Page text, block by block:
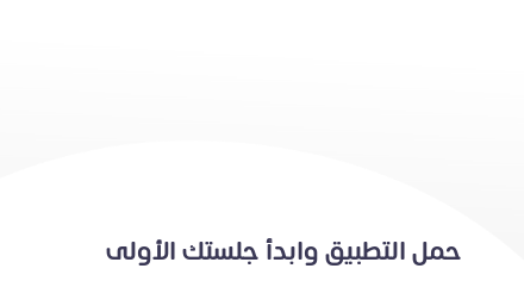
حمل التطبيق وابدأ جلستك الأولى